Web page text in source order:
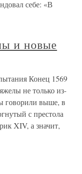
себе: «В
и новые
Конец 1569
не только из-
говорили выше, в
с престола
XIV, а значит,